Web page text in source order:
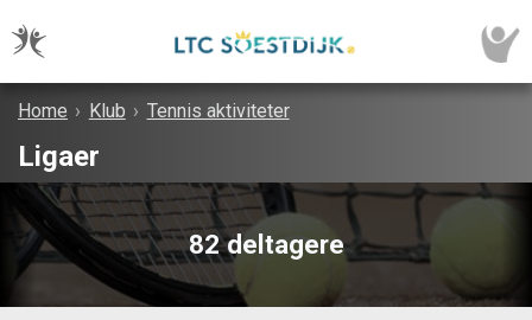
Home › Klub › Tennis aktiviteter
Ligaer
82 deltagere